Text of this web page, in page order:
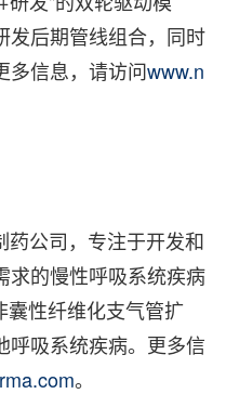
发后期管线组合，同时
多信息，请访问www.n
药公司，专注于开发和
求的慢性呼吸系统疾病
囊性纤维化支气管扩
呼吸系统疾病。更多信
。